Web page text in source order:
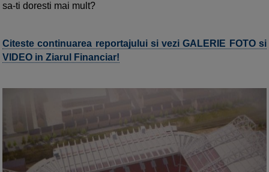
sa-ti doresti mai mult?
Citeste continuarea reportajului si vezi GALERIE FOTO si
VIDEO in Ziarul Financiar!